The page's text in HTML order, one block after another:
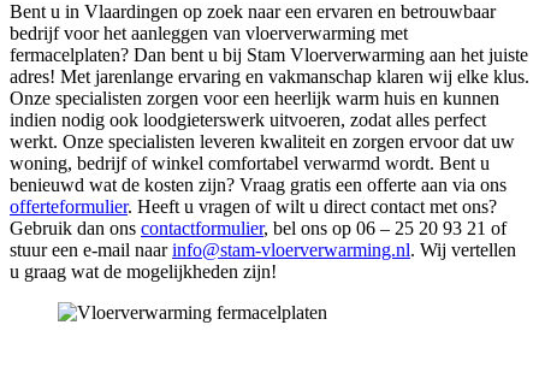
Bent u in Vlaardingen op zoek naar een ervaren en betrouwbaar
bedrijf voor het aanleggen van vloerverwarming met
fermacelplaten? Dan bent u bij Stam Vloerverwarming aan het juiste
adres! Met jarenlange ervaring en vakmanschap klaren wij elke klus.
Onze specialisten zorgen voor een heerlijk warm huis en kunnen
indien nodig ook loodgieterswerk uitvoeren, zodat alles perfect
werkt. Onze specialisten leveren kwaliteit en zorgen ervoor dat uw
woning, bedrijf of winkel comfortabel verwarmd wordt. Bent u
benieuwd wat de kosten zijn? Vraag gratis een offerte aan via ons
offerteformulier. Heeft u vragen of wilt u direct contact met ons?
Gebruik dan ons contactformulier, bel ons op 06 – 25 20 93 21 of
stuur een e-mail naarinfo@stam-vloerverwarming.nl. Wij vertellen
u graag wat de mogelijkheden zijn!